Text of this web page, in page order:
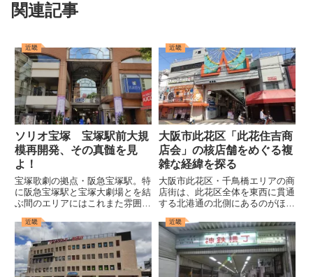
関連記事
近畿
ソリオ宝塚 宝塚駅前大規
模再開発、その真髄を見
よ！
宝塚歌劇の拠点・阪急宝塚駅。特
に阪急宝塚駅と宝塚大劇場とを結
ぶ間のエリアにはこれまた雰囲気
り、人々のワクワク感を心の底か
ら高めてくれている。いやー、こ
こは何度来ても良い空間ですね。
そんな阪急宝塚駅前にある施設の
名...
近畿
大阪市此花区「此花住吉商
店会」の核店舗をめぐる複
雑な経緯を探る
大阪市此花区・千鳥橋エリアの商
店街は、此花区全体を東西に貫通
する北港通の北側にあるのがほと
「此花住吉商店会」はその中でも
数少ない北港通の南側に位置する
商店街となっており、商店街内で
行っている独自の施策や核店舗と
近畿 近畿